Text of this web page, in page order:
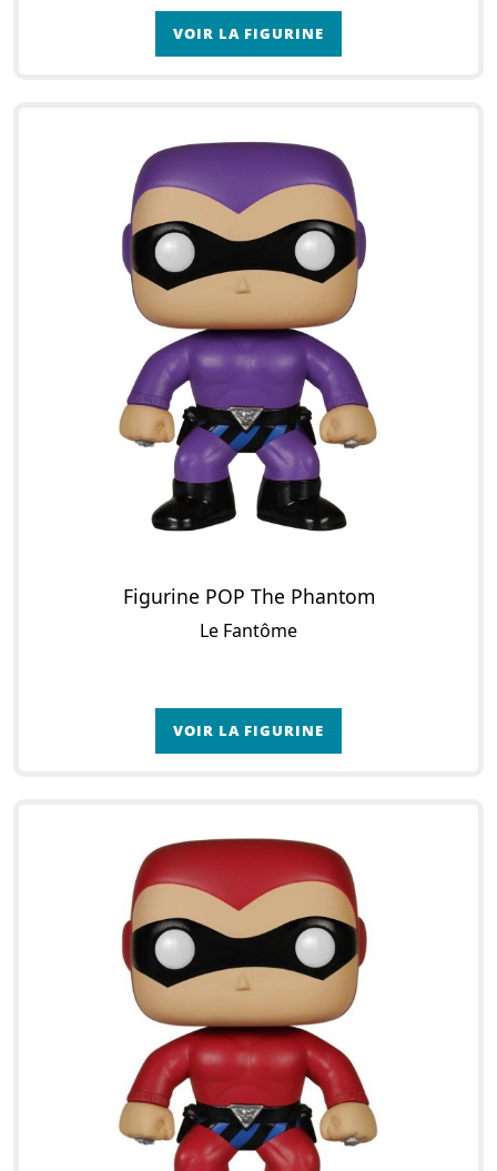
VOIR LA FIGURINE
Figurine POP The Phantom
Le Fantôme
VOIR LA FIGURINE